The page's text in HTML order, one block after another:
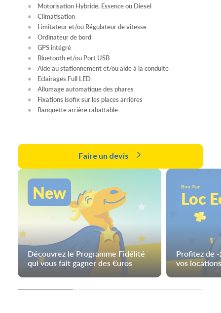
Motorisation Hybride, Essence ou Diesel
Climatisation
Limitateur et/ou Régulateur de vitesse
Ordinateur de bord
GPS intégré
Bluetooth et/ou Port USB
Aide au stationnement et/ou aide à la conduite
Eclairages Full LED
Allumage automatique des phares
Fixations isofix sur les places arrières
Banquette arrière rabattable
Faire un devis
New
Découvrez le Programme Fidélité
qui vous fait gagner des €uros
Bon Plan
Loc
Profitez de
vos